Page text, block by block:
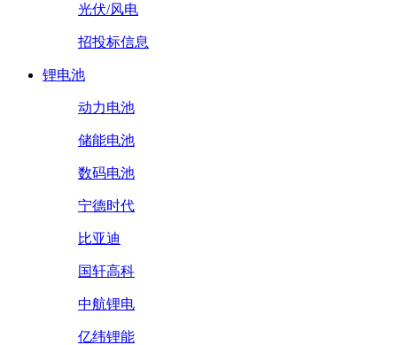
光伏/风电
招投标信息
锂电池
动力电池
储能电池
数码电池
宁德时代
比亚迪
国轩高科
中航锂电
亿纬锂能